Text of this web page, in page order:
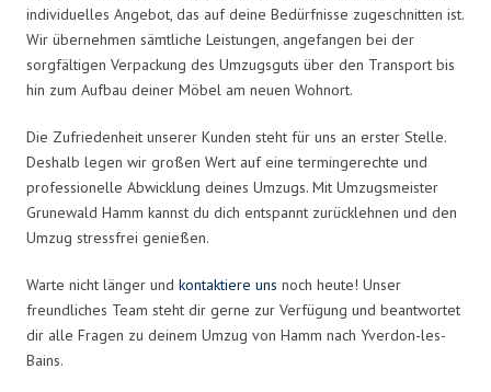
individuelles Angebot, das auf deine Bedürfnisse zugeschnitten ist.
Wir übernehmen sämtliche Leistungen, angefangen bei der
sorgfältigen Verpackung des Umzugsguts über den Transport bis
hin zum Aufbau deiner Möbel am neuen Wohnort.
Die Zufriedenheit unserer Kunden steht für uns an erster Stelle.
Deshalb legen wir großen Wert auf eine termingerechte und
professionelle Abwicklung deines Umzugs. Mit Umzugsmeister
Grunewald Hamm kannst du dich entspannt zurücklehnen und den
Umzug stressfrei genießen.
Warte nicht länger und kontaktiere uns noch heute! Unser
freundliches Team steht dir gerne zur Verfügung und beantwortet
dir alle Fragen zu deinem Umzug von Hamm nach Yverdon-les-
Bains.